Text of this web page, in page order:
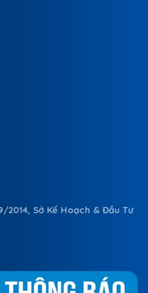
2014, Sở Kế Hoạch & Đầu Tư